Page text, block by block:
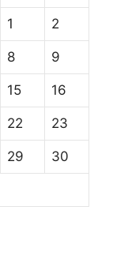
1 2
8 9
15 16
22 23
29 30